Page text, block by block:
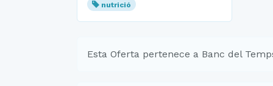
nutrició
Esta Oferta pertenece a Banc del